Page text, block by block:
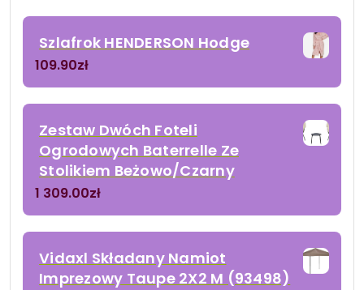
Szlafrok HENDERSON Hodge
109.90zł
Zestaw Dwóch Foteli
Ogrodowych Baterrelle Ze
Stolikiem Beżowo/Czarny
1 309.00zł
Vidaxl Składany Namiot
Imprezowy Taupe 2X2 M (93498)